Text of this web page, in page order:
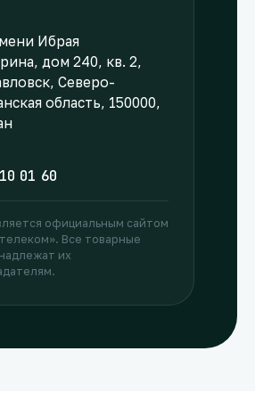
Ибрая
дом 240, кв. 2,
Северо-
область, 150000,
01 60
официальным сайтом
Все товарные
их